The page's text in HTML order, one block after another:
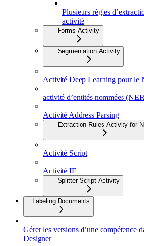
Plusieurs règles
activité
Forms Activity
Segmentation Activity
Activité Deep Learning pour le
activité d’entités nommées
Activité Address Parsing
Extraction Rules Activity for
Activité Script
Activité IF
Splitter Script Activity
Labeling Documents
Gérer les versions d’une compétence
Designer